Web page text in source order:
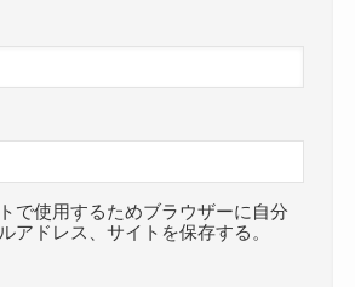
で使用するためブラウザーに自分
アドレス、サイトを保存する。